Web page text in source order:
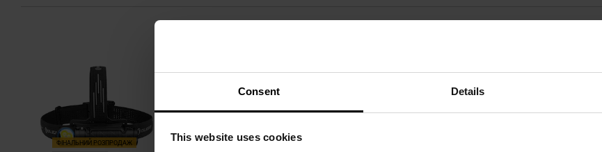
Consent Details
This website uses cookies
ФІНАЛЬНИЙ РОЗПРОДАЖ